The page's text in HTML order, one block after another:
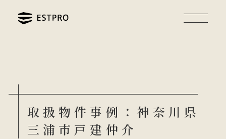
取扱物件事例：神奈川県
三浦市戸建仲介